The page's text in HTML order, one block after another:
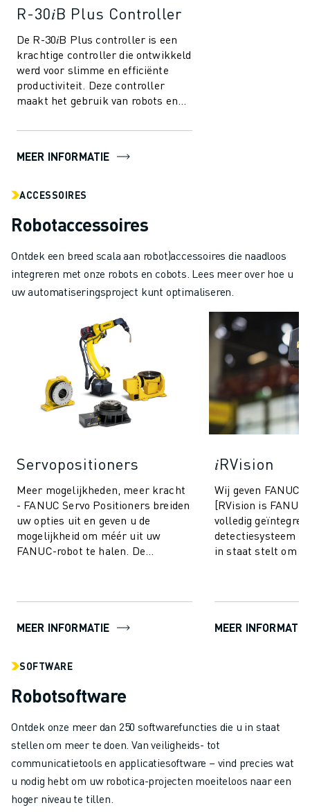
R-30𝑖B Plus Controller
De R-30𝑖B Plus controller is een
krachtige controller die ontwikkeld
werd voor slimme en efficiënte
productiviteit. Deze controller
maakt het gebruik van robots en
maakindustri...
MEER INFORMATIE
ACCESSOIRES
Robotaccessoires
Ontdek een breed scala aan robot)accessoires die naadloos
integreren met onze robots en cobots. Lees meer over hoe u
uw automatiseringsproject kunt optimaliseren.
Servopositioners
Meer mogelijkheden, meer kracht
- FANUC Servo Positioners breiden
uw opties uit en geven u de
mogelijkheid om méér uit uw
FANUC-robot te halen. De
MEER INFORMATIE
𝑖RVision
Wij geven FANUC
[RVision is
volledig
detectiesysteem
in staat stelt om
MEER INFORMATIE
SOFTWARE
Robotsoftware
Ontdek onze meer dan 250 softwarefuncties die u in staat
stellen om meer te doen. Van veiligheids- tot
communicatietools en applicatiesoftware – vind precies wat
u nodig hebt om uw robotica-projecten moeiteloos naar een
hoger niveau te tillen.